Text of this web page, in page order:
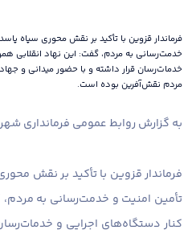
فرماندار قزوین با تأکید بر نقش محوری سپاه
خدمت‌رسانی به مردم، گفت: این نهاد انقلابی
خدمات‌رسان قرار داشته و با حضور میدانی و
مردم نقش‌آفرین بوده است.
به گزارش روابط عمومی فرمانداری
فرماندار قزوین با تأکید بر نقش
تأمین امنیت و خدمت‌رسانی به مردم،
کنار دستگاه‌های اجرایی و